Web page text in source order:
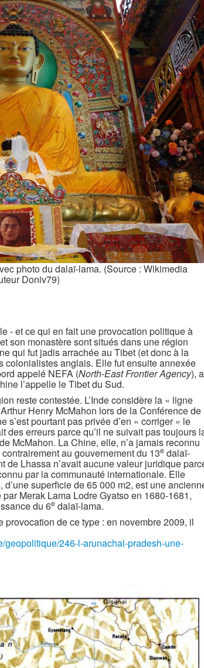
photo du dalaï-lama. (Source : Wikimedia
Doniv79)
- et ce qui en fait une provocation politique à
son monastère sont situés dans une région
qui fut jadis arrachée au Tibet (et donc à la
colonialistes anglais. Elle fut ensuite annexée
appelé NEFA (North-East Frontier Agency), a
l’appelle le Tibet du Sud.
reste contestée. L’Inde considère la « ligne
Henry McMahon lors de la Conférence de
pourtant pas privée d’en « corriger » le
des erreurs parce qu’il ne suivait pas toujours
McMahon. La Chine, elle, n’a jamais reconnu
au gouvernement du 13e dalaï-
de Lhassa n’avait aucune valeur juridique
par la communauté internationale. Elle
superficie de 65 000 m2, est une
Merak Lama Lodre Gyatso en 1680-1681,
du 6e dalaï-lama.
de ce type : en novembre 2009, il
geopolitique/246-l-arunachal-pradesh-une-